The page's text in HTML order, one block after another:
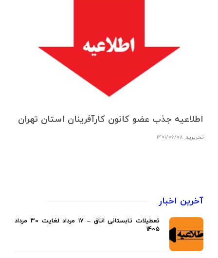
اطلاعیه جذب عضو کانون کارآفرینان استان تهران
تحریریه, ۱۴۰۱/۰۶/۰۸
آخرین اخبار
تعطیلات تابستانی اتاق – 17 مرداد لغایت 30 مرداد
1405